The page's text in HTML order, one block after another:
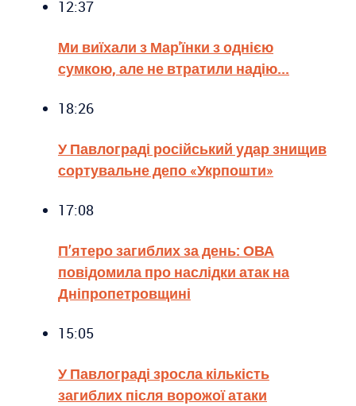
12:37
Ми виїхали з Мар'їнки з однією
сумкою, але не втратили надію...
18:26
У Павлограді російський удар знищив
сортувальне депо «Укрпошти»
17:08
П’ятеро загиблих за день: ОВА
повідомила про наслідки атак на
Дніпропетровщині
15:05
У Павлограді зросла кількість
загиблих після ворожої атаки